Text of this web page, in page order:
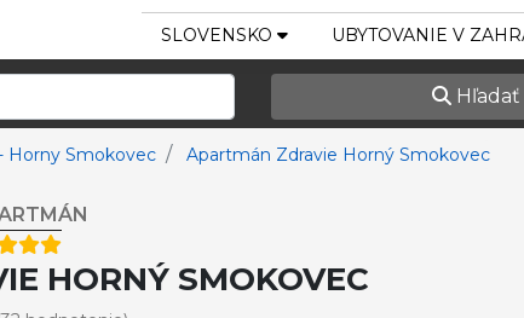
SLOVENSKO UBYTOVANIE V
Hľadať
Horny Smokovec Apartmán Zdravie Horný Smokovec
HORNÝ SMOKOVEC